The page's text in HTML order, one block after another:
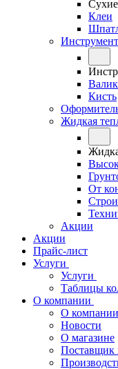
Клеи
Валик
Кисть
Жидкая
От
Акции
Акции
Прайс-лист
Услуги
Услуги
Таблицы
О компании
О компании
Новости
О магазине
Поставщик